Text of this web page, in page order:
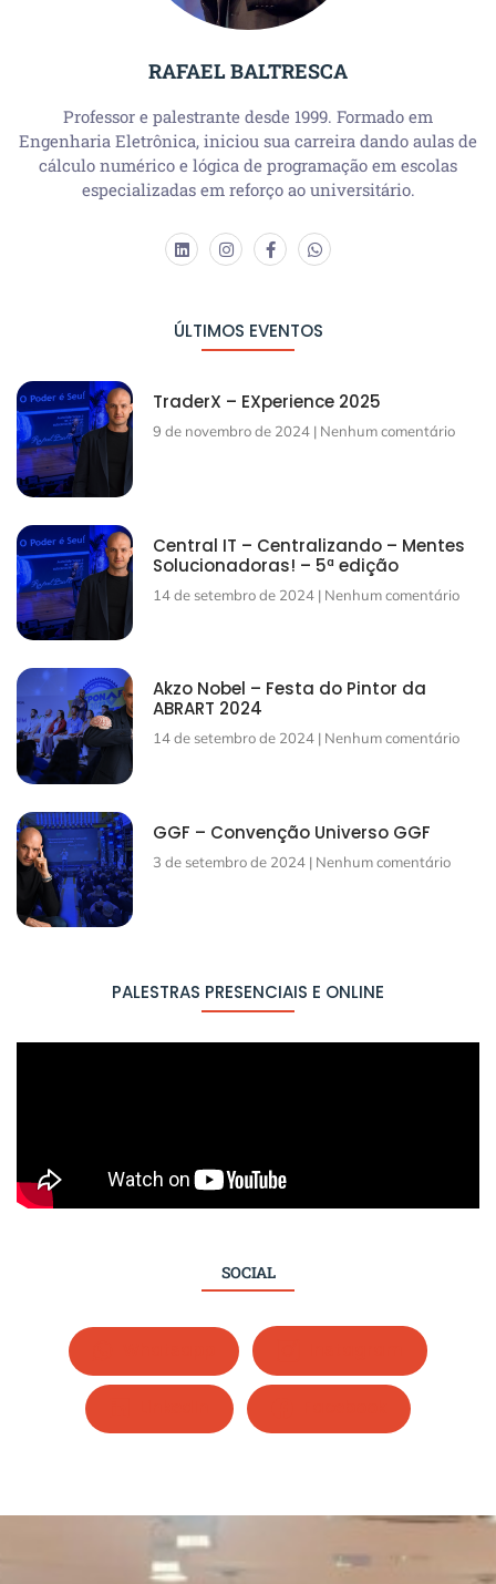
RAFAEL BALTRESCA
Professor e palestrante desde 1999. Formado em
Engenharia Eletrônica, iniciou sua carreira dando aulas de
cálculo numérico e lógica de programação em escolas
especializadas em reforço ao universitário.
ÚLTIMOS EVENTOS
TraderX – EXperience 2025
9 de novembro de 2024 Nenhum comentário
Central IT – Centralizando – Mentes
Solucionadoras! – 5ª edição
14 de setembro de 2024 Nenhum comentário
Akzo Nobel – Festa do Pintor da
ABRART 2024
14 de setembro de 2024 Nenhum comentário
GGF – Convenção Universo GGF
3 de setembro de 2024 Nenhum comentário
PALESTRAS PRESENCIAIS E ONLINE
SOCIAL